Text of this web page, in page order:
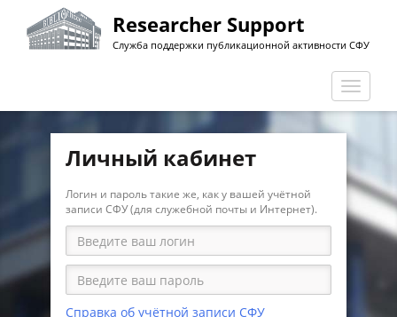
Перейти
основному
Researcher Support
Служба поддержки публикационной активности СФУ
Личный кабинет
Логин и пароль такие же, как у вашей учётной
записи СФУ (для служебной почты и Интернет).
Справка об учётной записи СФУ